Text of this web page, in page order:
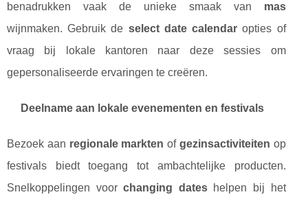
benadrukken vaak de unieke smaak van mas
wijnmaken. Gebruik de select date calendar opties of
vraag bij lokale kantoren naar deze sessies om
gepersonaliseerde ervaringen te creëren.
Deelname aan lokale evenementen en festivals
Bezoek aan regionale markten of gezinsactiviteiten op
festivals biedt toegang tot ambachtelijke producten.
Snelkoppelingen voorchanging dateshelpen bij het